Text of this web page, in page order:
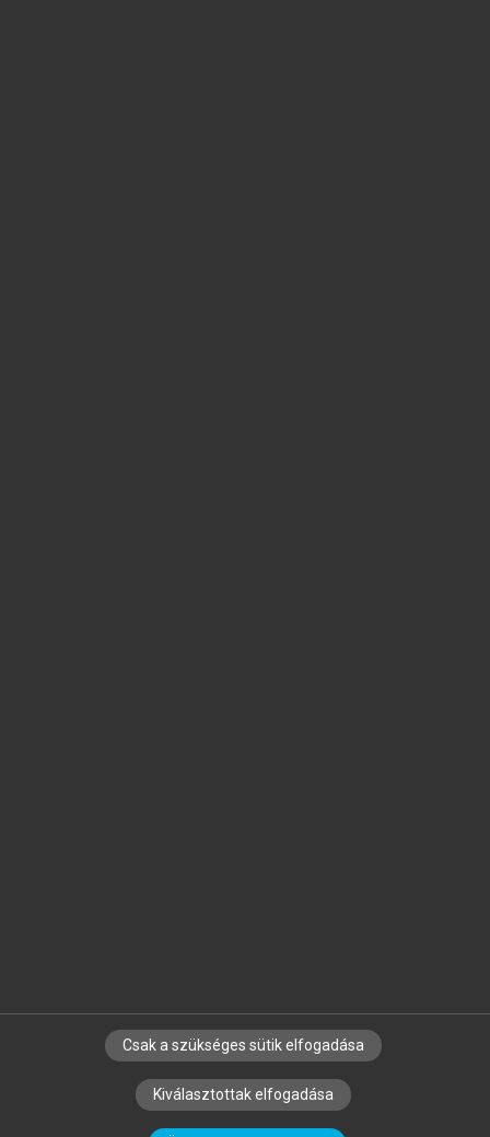
SZERZŐKNEK CÉGEKNEK KÖNYVTÁROSOKNAK
SZERKESZTÉSI ÉS LEKTORÁLÁSI ALAPELVEK
Csak a szükséges sütik elfogadása
Kiválasztottak elfogadása